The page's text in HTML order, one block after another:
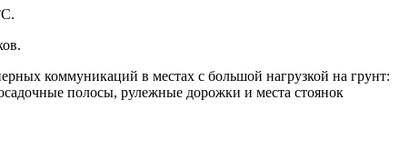
коммуникаций в местах с большой нагрузкой на грунт:
полосы, рулежные дорожки и места стоянок